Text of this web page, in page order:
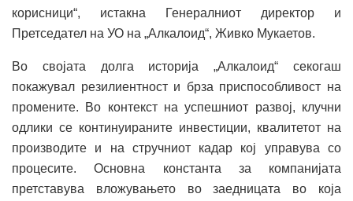
корисници“, истакна Генералниот директор и
Претседател на УО на „Алкалоид“, Живко Мукаетов.
Во својата долга историја „Алкалоид“ секогаш
покажувал резилиентност и брза приспособливост на
промените. Во контекст на успешниот развој, клучни
одлики се континуираните инвестиции, квалитетот на
производите и на стручниот кадар кој управува со
процесите. Основна константа за компанијата
претставува вложувањето во заедницата во која